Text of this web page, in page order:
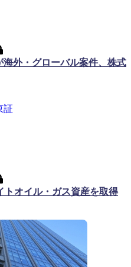
海外・グローバル案件、株式
トオイル・ガス資産を取得